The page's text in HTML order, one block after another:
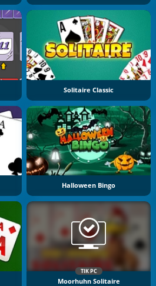
Solitaire Classic
Halloween Bingo
TIK PC
Moorhuhn Solitaire